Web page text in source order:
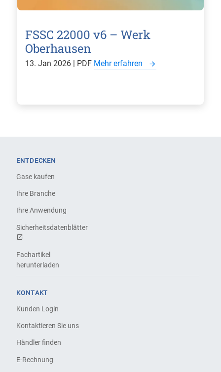
FSSC 22000 v6 – Werk
Oberhausen
13. Jan 2026 | PDF Mehr erfahren
ENTDECKEN
Gase kaufen
Ihre Branche
Ihre Anwendung
Sicherheitsdatenblätter
Fachartikel
herunterladen
KONTAKT
Kunden Login
Kontaktieren Sie uns
Händler finden
E-Rechnung